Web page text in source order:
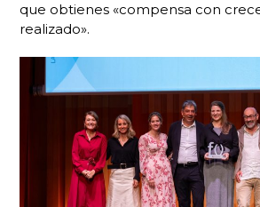
que obtienes «compensa con
realizado».